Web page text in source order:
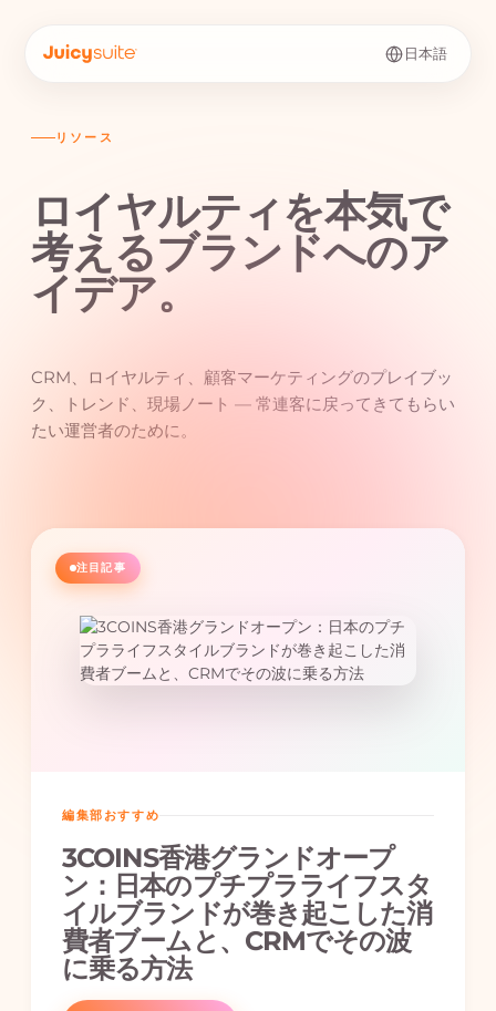
日本語
リソース
ロイヤルティを本気で
考えるブランドへのア
イデア。
CRM、ロイヤルティ、顧客マーケティングのプレイブッ
ク、トレンド、現場ノート — 常連客に戻ってきてもらい
たい運営者のために。
注目記事
編集部おすすめ
3COINS香港グランドオープ
ン：日本のプチプラライフスタ
イルブランドが巻き起こした消
費者ブームと、CRMでその波
に乗る方法